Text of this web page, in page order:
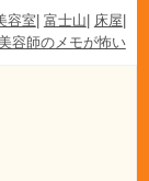
容室 富士山 床屋
美容師のメモが怖い